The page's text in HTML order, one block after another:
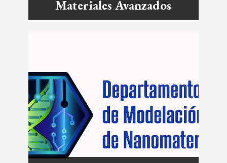
Materiales Avanzados